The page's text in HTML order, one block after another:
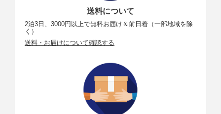
送料について
2泊3日、3000円以上で無料お届け＆前日着（一部地域を除
く）
送料・お届けについて確認する